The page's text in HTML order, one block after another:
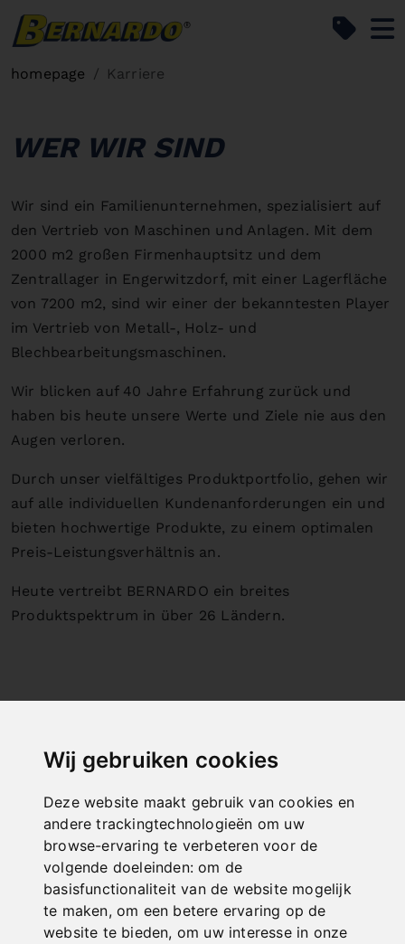
Wij gebruiken cookies
Deze website maakt gebruik van cookies en
andere trackingtechnologieën om uw
browse-ervaring te verbeteren voor de
volgende doeleinden:om de
basisfunctionaliteit van de website mogelijk
te maken,om een betere ervaring op de
website te bieden, om uw interesse in onze
homepage Karriere
WER WIR SIND
Wir sind ein Familienunternehmen, spezialisiert auf
den Vertrieb von Maschinen und Anlagen. Mit dem
2000 m2 großen Firmenhauptsitz und dem
Zentrallager in Engerwitzdorf, mit einer Lagerfläche
von 7200 m2, sind wir einer der bekanntesten Player
im Vertrieb von Metall-, Holz- und
Blechbearbeitungsmaschinen.
Wir blicken auf 40 Jahre Erfahrung zurück und
haben bis heute unsere Werte und Ziele nie aus den
Augen verloren.
Durch unser vielfältiges Produktportfolio, gehen wir
auf alle individuellen Kundenanforderungen ein und
bieten hochwertige Produkte, zu einem optimalen
Preis-Leistungsverhältnis an.
Heute vertreibt BERNARDO ein breites
Produktspektrum in über 26 Ländern.